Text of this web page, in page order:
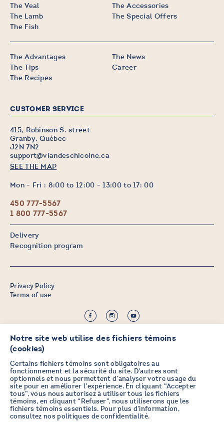
The Veal
The Lamb
The Fish
The Accessories
The Special Offers
The Advantages
The Tips
The Recipes
The News
Career
CUSTOMER SERVICE
415, Robinson S. street
Granby, Québec
J2N 7N2
support@viandeschicoine.ca
SEE THE MAP
Mon - Fri : 8:00 to 12:00 - 13:00 to 17: 00
450 777-5567
1 800 777-5567
Delivery
Recognition program
Credit:Zen Branding, Design & Com.
Privacy Policy
Terms of use
STAY IN TOUCH
WITH OUR NEWSLETTER
Notre site web utilise des fichiers témoins
(cookies)
Certains fichiers témoins sont obligatoires au
fonctionnement et la sécurité du site. D’autres sont
optionnels et nous permettent d’analyser votre usage du
site pour en améliorer l’expérience. En cliquant “Accepter
tous”, vous nous autorisez à utiliser tous les fichiers
témoins, en cliquant “Refuser”, nous utiliserons que les
fichiers témoins essentiels. Pour plus d’information,
consultez nospolitiques de confidentialité.